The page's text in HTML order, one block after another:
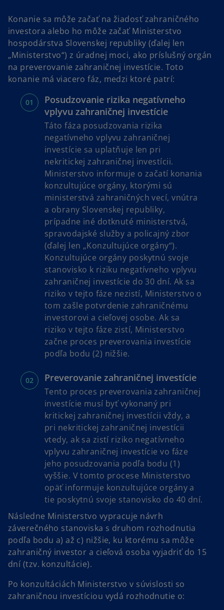
Konanie sa môže začať na žiadosť zahraničného
investora alebo ho môže začať Ministerstvo
hospodárstva Slovenskej republiky (ďalej len
„Ministerstvo“) z úradnej moci, ako príslušný orgán
na preverovanie zahraničnej investície. Toto
konanie má viacero fáz, medzi ktoré patrí:
Posudzovanie rizika negatívneho
vplyvu zahraničnej investície
Táto fáza posudzovania rizika
negatívneho vplyvu zahraničnej
investície sa uplatňuje len pri
nekritickej zahraničnej investícii.
Ministerstvo informuje o začatí konania
konzultujúce orgány, ktorými sú
ministerstvá zahraničných vecí, vnútra
a obrany Slovenskej republiky,
prípadne iné dotknuté ministerstvá,
spravodajské služby a policajný zbor
(ďalej len „Konzultujúce orgány“).
Konzultujúce orgány poskytnú svoje
stanovisko k riziku negatívneho vplyvu
zahraničnej investície do 30 dní. Ak sa
riziko v tejto fáze nezistí, Ministerstvo o
tom zašle potvrdenie zahraničnému
investorovi a cieľovej osobe. Ak sa
riziko v tejto fáze zistí, Ministerstvo
začne proces preverovania investície
podľa bodu (2) nižšie.
Preverovanie zahraničnej investície
Tento proces preverovania zahraničnej
investície musí byť vykonaný pri
kritickej zahraničnej investícii vždy, a
pri nekritickej zahraničnej investícii
vtedy, ak sa zistí riziko negatívneho
vplyvu zahraničnej investície vo fáze
jeho posudzovania podľa bodu (1)
vyššie. V tomto procese Ministerstvo
opäť informuje konzultujúce orgány a
tie poskytnú svoje stanovisko do 40 dní.
Následne Ministerstvo vypracuje návrh
záverečného stanoviska s druhom rozhodnutia
podľa bodu a) až c) nižšie, ku ktorému sa môže
zahraničný investor a cieľová osoba vyjadriť do 15
dní (tzv. konzultácie).
Po konzultáciách Ministerstvo v súvislosti so
zahraničnou investíciou vydá rozhodnutie o: